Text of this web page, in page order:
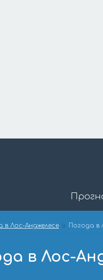
в Лос-Анджелесе Погода в
в Лос-